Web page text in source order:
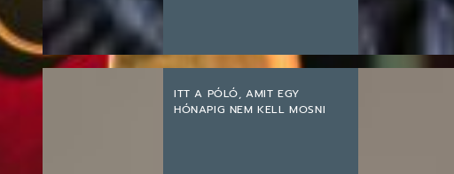
ITT A PÓLÓ, AMIT EGY
HÓNAPIG NEM KELL MOSNI